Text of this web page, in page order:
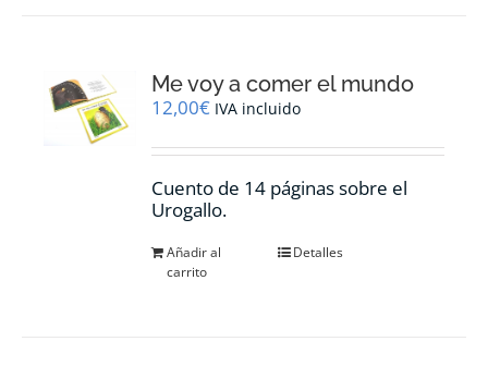
Me voy a comer el mundo
12,00€ IVA incluido
Cuento de 14 páginas sobre el
Urogallo.
Añadir al
carrito
Detalles